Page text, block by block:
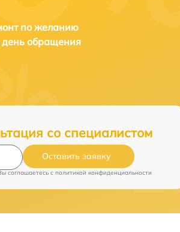
по желанию
день обращения
со специалистом
Оставить заявку
соглашаетесь c политикой конфиденциальности